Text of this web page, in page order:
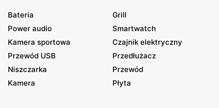
Bateria
Grill
Power audio
Smartwatch
Kamera sportowa
Czajnik elektryczny
Przewód USB
Przedłużacz
Niszczarka
Przewód
Kamera
Płyta